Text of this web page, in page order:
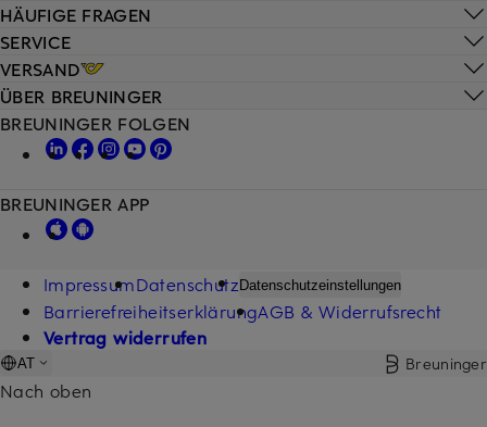
HÄUFIGE FRAGEN
SERVICE
VERSAND
ÜBER BREUNINGER
BREUNINGER FOLGEN
BREUNINGER APP
ImpressumDatenschutzDatenschutzeinstellungen
BarrierefreiheitserklärungAGB & Widerrufsrecht
Vertrag widerrufen
AT Breuninger
Nach oben